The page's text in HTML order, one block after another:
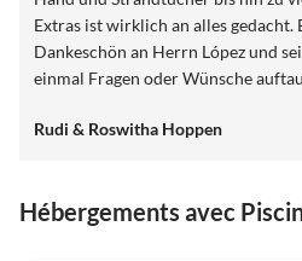
Extras ist wirklich an alles gedacht.
Dankeschön an Herrn López und
einmal Fragen oder Wünsche
bestens aufgehoben. Wir hoffen sehr, dass wir 2026
Rudi & Roswitha Hoppen
Hébergements avec